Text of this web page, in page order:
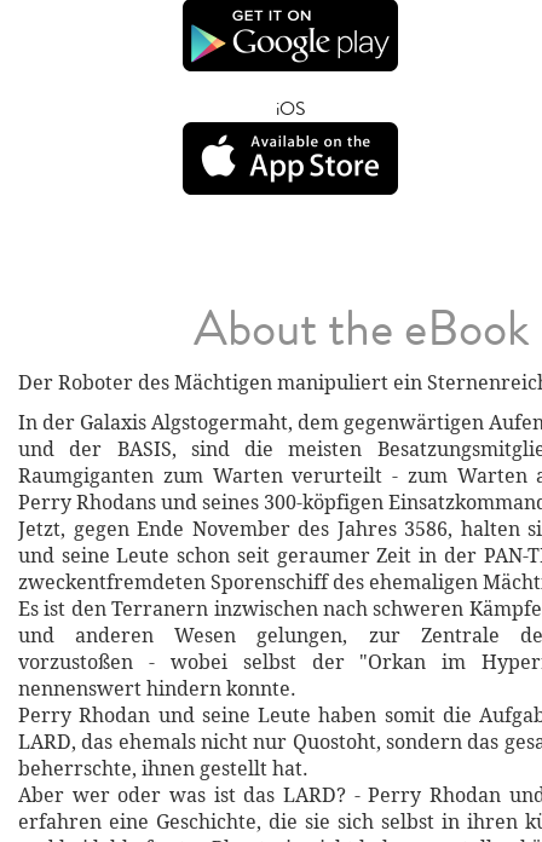
iOS
About the eBook
Der Roboter des Mächtigen manipuliert ein
In der Galaxis Algstogermaht, dem gegenwärtigen
und der BASIS, sind die meisten
Raumgiganten zum Warten verurteilt - zum Warten
Perry Rhodans und seines 300-köpfigen
Jetzt, gegen Ende November des Jahres 3586, halten
und seine Leute schon seit geraumer Zeit in der PAN-
zweckentfremdeten Sporenschiff des ehemaligen
Es ist den Terranern inzwischen nach schweren
und anderen Wesen gelungen, zur Zentrale der
vorzustoßen - wobei selbst der "Orkan im
nennenswert hindern konnte.
Perry Rhodan und seine Leute haben somit die
LARD, das ehemals nicht nur Quostoht, sondern das
beherrschte, ihnen gestellt hat.
Aber wer oder was ist das LARD? - Perry Rhodan
erfahren eine Geschichte, die sie sich selbst in ihren